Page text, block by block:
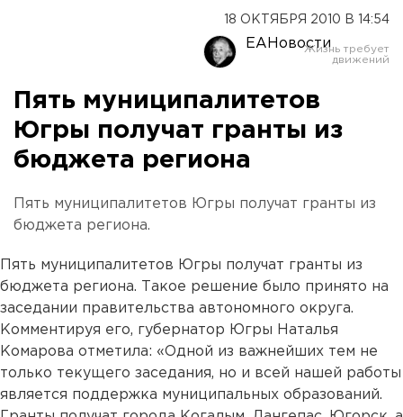
18 ОКТЯБРЯ 2010 В 14:54
ЕАНовости
Пять муниципалитетов
Югры получат гранты из
бюджета региона
Пять муниципалитетов Югры получат гранты из
бюджета региона.
Пять муниципалитетов Югры получат гранты из
бюджета региона. Такое решение было принято на
заседании правительства автономного округа.
Комментируя его, губернатор Югры Наталья
Комарова отметила: «Одной из важнейших тем не
только текущего заседания, но и всей нашей работы
является поддержка муниципальных образований.